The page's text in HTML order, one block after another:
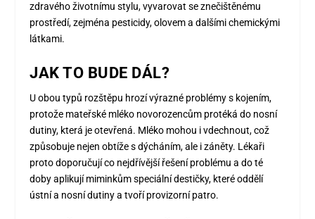
zdravého životnímu stylu, vyvarovat se znečištěnému
prostředí, zejména pesticidy, olovem a dalšími chemickými
látkami.
JAK TO BUDE DÁL?
U obou typů rozštěpu hrozí výrazné problémy s kojením,
protože mateřské mléko novorozencům protéká do nosní
dutiny, která je otevřená. Mléko mohou i vdechnout, což
způsobuje nejen obtíže s dýcháním, ale i záněty. Lékaři
proto doporučují co nejdřívější řešení problému a do té
doby aplikují miminkům speciální destičky, které oddělí
ústní a nosní dutiny a tvoří provizorní patro.